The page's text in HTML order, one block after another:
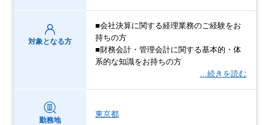
対象となる方
■会社決算に関する経理業務のご経験をお
持ちの方
■財務会計・管理会計に関する基本的・体
系的な知識をお持ちの方
…続きを読む
勤務地
東京都